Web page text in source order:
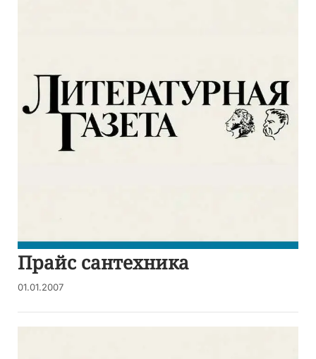
Прайс сантехника
01.01.2007